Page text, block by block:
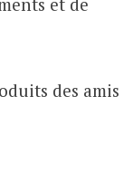
des amis